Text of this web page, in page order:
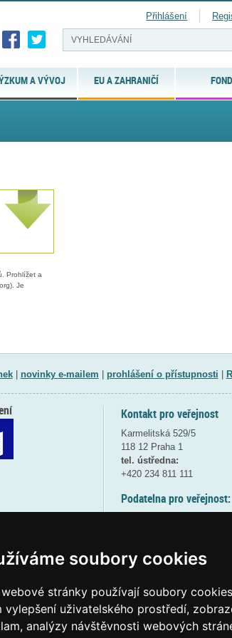
soubory cookies
stránky používají soubory
vylepšení uživatelského prostředí,
analýzy návštěvnosti webových
A VÝVOJ EU A ZAHRANIČÍ
Přihlášení
Prohlížet a
Je
| novinky e-mailem prohlášení o přístupnosti
Kontakt pro veřejnost
Karmelitská 529/5
118 12 Praha 1
tel. ústředna:
+420 234 811 111
Podatelna pro veřejnost:
(více informací
Elektronická podatelna:
posta@msmtgov cz